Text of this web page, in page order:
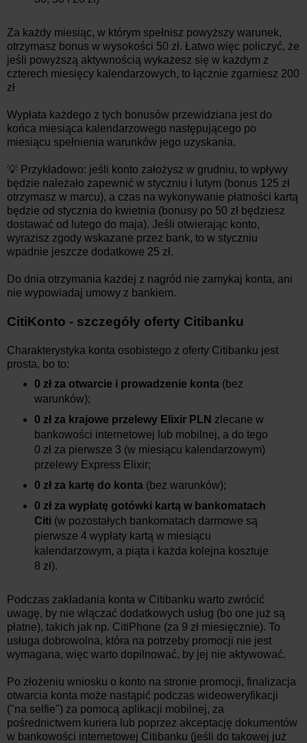
Za każdy miesiąc, w którym spełnisz powyższy warunek,
otrzymasz bonus w wysokości 50 zł. Łatwo więc policzyć, że
jeśli powyższą aktywnością wykażesz się w każdym z
czterech miesięcy kalendarzowych, to łącznie zgarniesz 200
zł
Wypłata każdego z tych bonusów przewidziana jest do
końca miesiąca kalendarzowego następującego po
miesiącu spełnienia warunków jego uzyskania.
💡 Przykładowo: jeśli konto założysz w grudniu, to wpływy
będzie należało zapewnić w styczniu i lutym (bonus 125 zł
otrzymasz w marcu), a czas na wykonywanie płatności kartą
będzie od stycznia do kwietnia (bonusy po 50 zł będziesz
dostawać od lutego do maja). Jeśli otwierając konto,
wyrazisz zgody wskazane przez bank, to w styczniu
wpadnie jeszcze dodatkowe 25 zł.
Do dnia otrzymania każdej z nagród nie zamykaj konta, ani
nie wypowiadaj umowy z bankiem.
CitiKonto - szczegóły oferty Citibanku
Charakterystyka konta osobistego z oferty Citibanku jest
prosta, bo to:
0 zł za otwarcie i prowadzenie konta(bez
warunków);
0 zł za krajowe przelewy Elixir PLN zlecane w
bankowości internetowej lub mobilnej, a do tego
0 zł za pierwsze 3 (w miesiącu kalendarzowym)
przelewy Express Elixir;
0 zł za kartę do konta(bez warunków);
0 zł za wypłatę gotówki kartą w bankomatach
Citi (w pozostałych bankomatach darmowe są
pierwsze 4 wypłaty kartą w miesiącu
kalendarzowym, a piąta i każda kolejna kosztuje
8 zł).
Podczas zakładania konta w Citibanku warto zwrócić
uwagę, by nie włączać dodatkowych usług (bo one już są
płatne), takich jak np. CitiPhone (za 9 zł miesięcznie). To
usługa dobrowolna, która na potrzeby promocji nie jest
wymagana, więc warto dopilnować, by jej nie aktywować.
Po złożeniu wniosku o konto na stronie promocji, finalizacja
otwarcia konta może nastąpić podczas wideoweryfikacji
("na selfie") za pomocą aplikacji mobilnej, za
pośrednictwem kuriera lub poprzez akceptację dokumentów
w bankowości internetowej Citibanku (jeśli do takowej już